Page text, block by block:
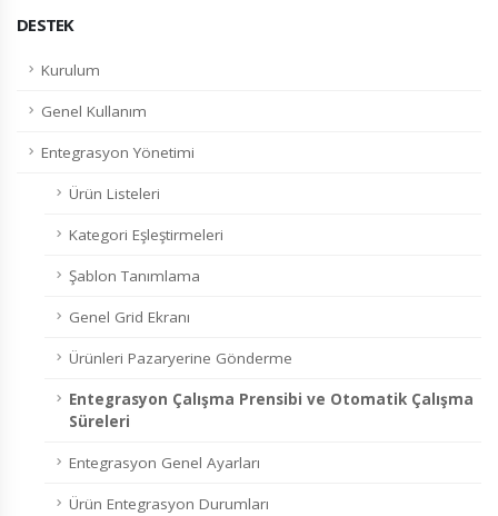
DESTEK
Kurulum
Genel Kullanım
Entegrasyon Yönetimi
Ürün Listeleri
Kategori Eşleştirmeleri
Şablon Tanımlama
Genel Grid Ekranı
Ürünleri Pazaryerine Gönderme
Entegrasyon Çalışma Prensibi ve Otomatik Çalışma
Süreleri
Entegrasyon Genel Ayarları
Ürün Entegrasyon Durumları